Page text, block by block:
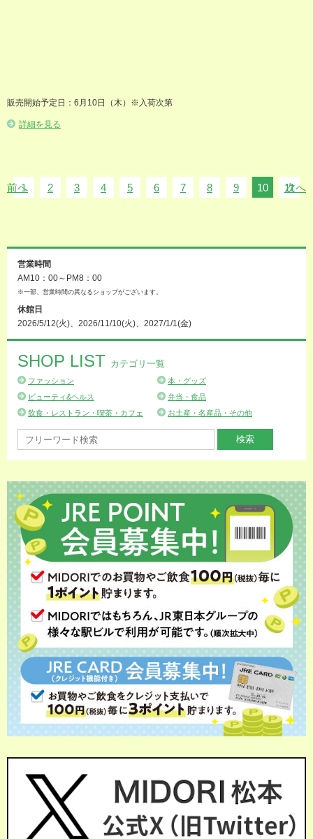
販売開始予定日：6月10日（木）※入荷次第
詳細を見る
前へ
1 2 3 4 5 6 7 8 9 10 11
次へ
営業時間
AM10：00～PM8：00
※一部、営業時間の異なるショップがございます。
休館日
2026/5/12(火)、2026/11/10(火)、2027/1/1(金)
SHOP LIST カテゴリ一覧
ファッション
本・グッズ
ビューティ&ヘルス
弁当・食品
飲食・レストラン・喫茶・カフェ
お土産・名産品・その他